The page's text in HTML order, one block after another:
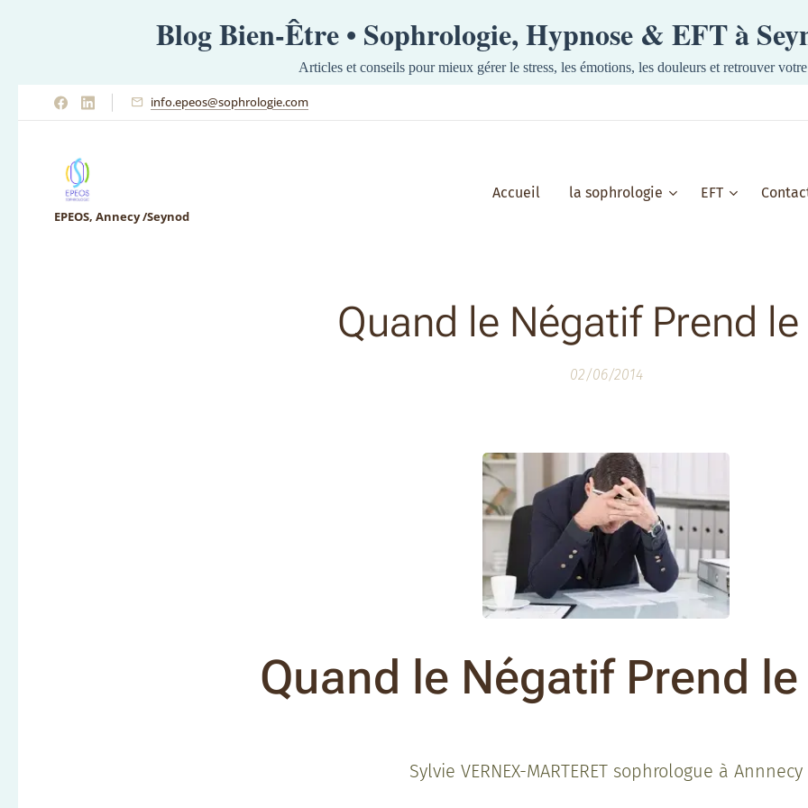
Blog Bien-Être • Sophrologie, Hypnose & EFT à
Articles et conseils pour mieux gérer le stress, les émotions, les douleurs et retrouver
info.epeos@sophrologie.com
EPEOS, Annecy /Seynod
Accueil la sophrologie EFT
Quand le Négatif Prend le
02/06/2014
Quand le Négatif Prend le
Sylvie VERNEX-MARTERET sophrologue à Annnecy